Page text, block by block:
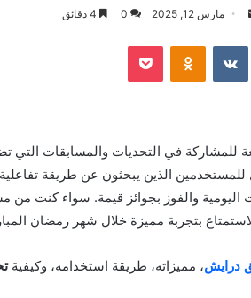
أرسل مارس 12, 2025 0
Odnoklassniki
بوكيت
للمشاركة في التحديات والمسابقات التي
الذين يبحثون عن طريقة تفاعلية
والفوز بجوائز قيمة. سواء كنت من
بتجربة مميزة خلال شهر رمضان
درايش، مميزاته، طريقة استخدامه، وكيفية